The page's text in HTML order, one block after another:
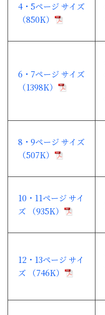
4・5ページ サイズ
（850K）
6・7ページ サイズ
（1398K）
8・9ページ サイズ
（507K）
10・11ページ サイ
ズ （935K）
12・13ページ サイ
ズ （746K）